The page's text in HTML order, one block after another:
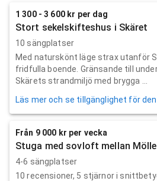
1 300 - 3 600 kr per dag
Stort sekelskifteshus i Skäret
10 sängplatser
Med naturskönt läge strax utanför
fridfulla boende. Gränsande till
Skärets strandmiljö med brygga ...
Läs mer och se tillgänglighet för
Från 9 000 kr per vecka
Stuga med sovloft mellan
4-6 sängplatser
10 recensioner, 5 stjärnor i